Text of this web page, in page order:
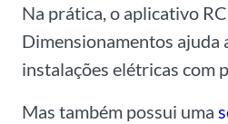
Na prática, o aplicativo
Dimensionamentos ajuda
instalações elétricas com
Mas também possui uma